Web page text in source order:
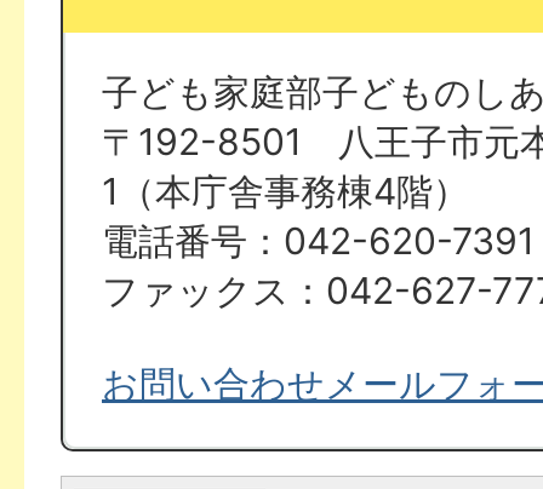
子ども家庭部子どものし
〒192-8501 八王子市元
1（本庁舎事務棟4階）
電話番号：042-620-7391
ファックス：042-627-
お問い合わせメールフォ